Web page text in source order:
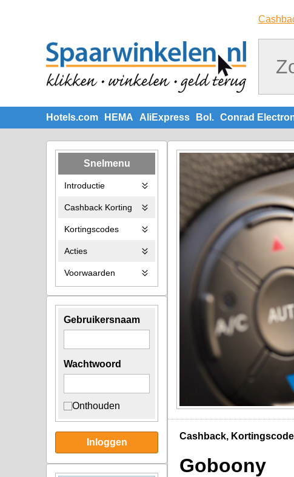
Hotels.com HEMA AliExpress Bol. Conrad
Snelmenu
Introductie
Cashback Korting
Kortingscodes
Acties
Voorwaarden
Gebruikersnaam
Wachtwoord
Onthouden
Inloggen
Cashback,
Goboony